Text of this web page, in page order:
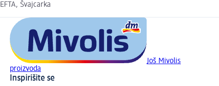
EFTA, Švajcarka
Još Mivolis
proizvoda
Inspirišite se